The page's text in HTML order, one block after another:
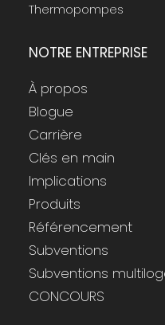
Thermopompes
NOTRE ENTREPRISE
À propos
Blogue
Carrière
Clés en main
Implications
Produits
Référencement
Subventions
Subventions
CONCOURS